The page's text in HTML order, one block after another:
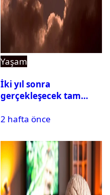
Yaşam
İki yıl sonra
gerçekleşecek tam
oteller şimdiden doldu
2 hafta önce